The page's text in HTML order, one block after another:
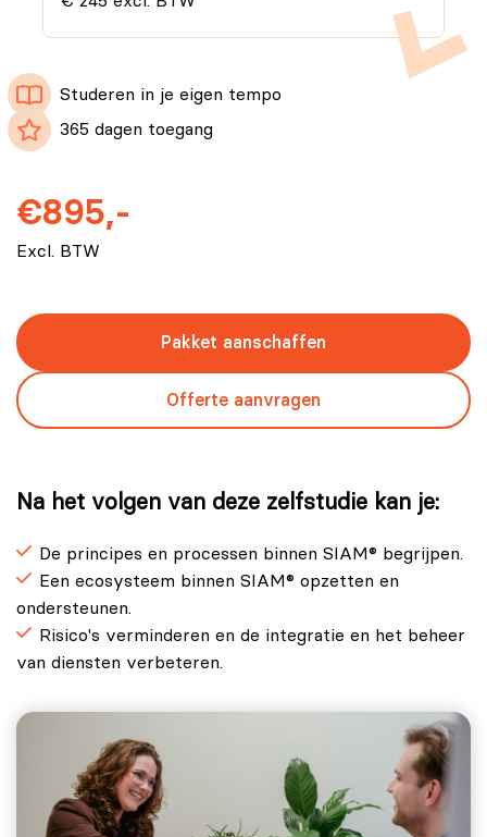
Studeren in je eigen tempo
365 dagen toegang
€895,-
Excl. BTW
Pakket aanschaffen
Offerte aanvragen
Na het volgen van deze zelfstudie kan je:
De principes en processen binnen SIAM® begrijpen.
Een ecosysteem binnen SIAM® opzetten en
ondersteunen.
Risico's verminderen en de integratie en het beheer
van diensten verbeteren.